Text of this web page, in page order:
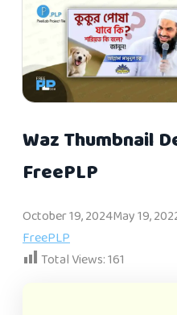
Waz Thumbnail
FreePLP
October 19, 2024May 19,
FreePLP
Total Views:161